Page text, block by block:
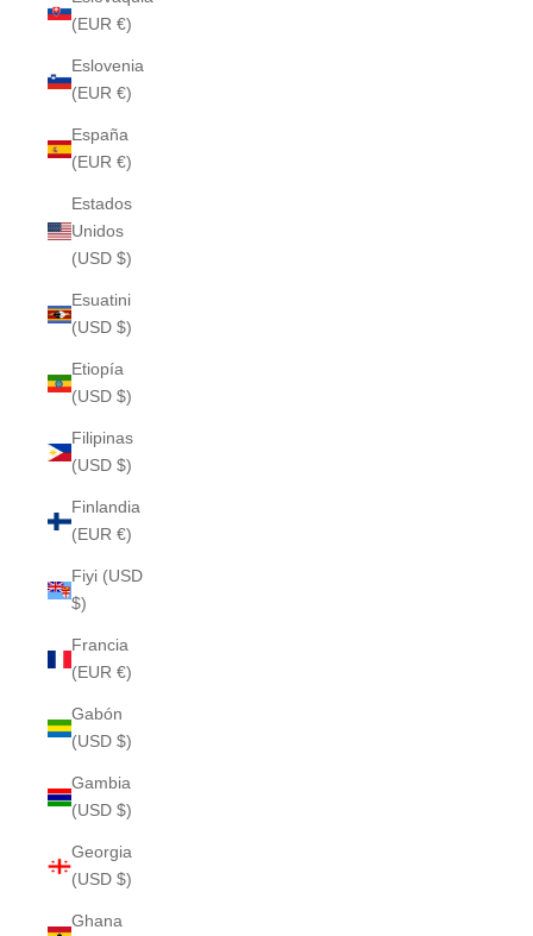
(EUR €)
Eslovenia
(EUR €)
España
(EUR €)
Estados
Unidos
(USD $)
Esuatini
(USD $)
Etiopía
(USD $)
Filipinas
(USD $)
Finlandia
(EUR €)
Fiyi (USD
$)
Francia
(EUR €)
Gabón
(USD $)
Gambia
(USD $)
Georgia
(USD $)
Ghana